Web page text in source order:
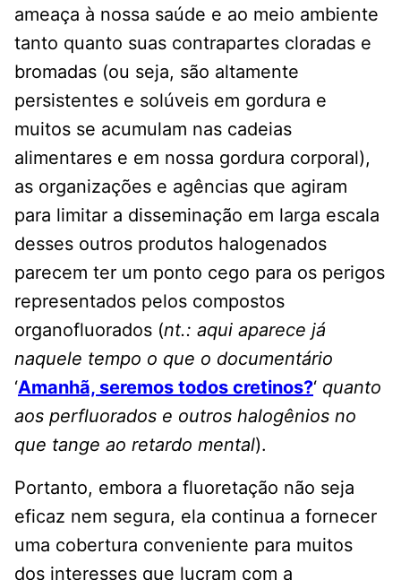
ameaça à nossa saúde e ao meio ambiente
tanto quanto suas contrapartes cloradas e
bromadas (ou seja, são altamente
persistentes e solúveis em gordura e
muitos se acumulam nas cadeias
alimentares e em nossa gordura corporal),
as organizações e agências que agiram
para limitar a disseminação em larga escala
desses outros produtos halogenados
parecem ter um ponto cego para os perigos
representados pelos compostos
organofluorados (nt.: aqui aparece já
naquele tempo o que o documentário
‘Amanhã, seremos todos cretinos?‘ quanto
aos perfluorados e outros halogênios no
que tange ao retardo mental).
Portanto, embora a fluoretação não seja
eficaz nem segura, ela continua a fornecer
uma cobertura conveniente para muitos
dos interesses que lucram com a